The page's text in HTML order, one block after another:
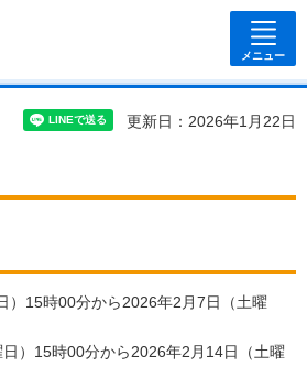
メニュー
更新日：2026年1月22日
）15時00分から2026年2月7日（土曜
）15時00分から2026年2月14日（土曜